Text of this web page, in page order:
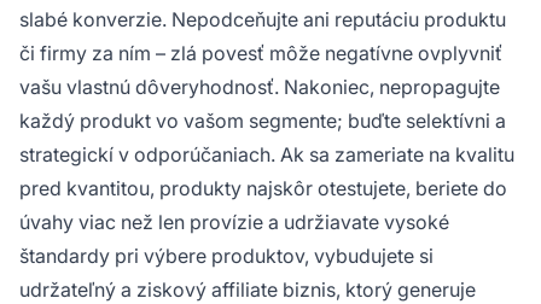
slabé konverzie. Nepodceňujte ani reputáciu produktu
či firmy za ním – zlá povesť môže negatívne ovplyvniť
vašu vlastnú dôveryhodnosť. Nakoniec, nepropagujte
každý produkt vo vašom segmente; buďte selektívni a
strategickí v odporúčaniach. Ak sa zameriate na kvalitu
pred kvantitou, produkty najskôr otestujete, beriete do
úvahy viac než len provízie a udržiavate vysoké
štandardy pri výbere produktov, vybudujete si
udržateľný a ziskový affiliate biznis, ktorý generuje